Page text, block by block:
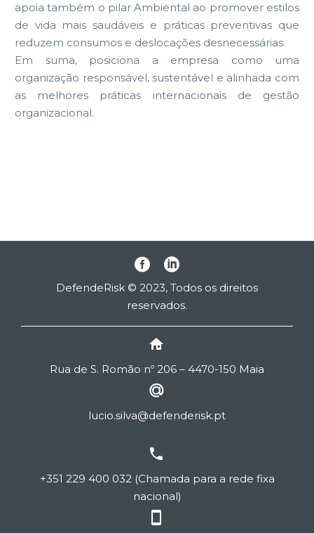
apoia também o pilar Ambiental ao promover estilos
de vida mais saudáveis e práticas preventivas que
reduzem consumos e deslocações desnecessárias.
Em suma, posiciona a empresa como uma
organização responsável, sustentável e alinhada com
as melhores práticas internacionais de gestão
organizacional.
DefendeRisk © 2023, Todos os direitos
reservados.


Rua de S. Romão nº 206 – 4470-150 Maia


lucio.silva@defenderisk.pt


+351 229 400 032 (Chamada para a rede fixa
nacional)

